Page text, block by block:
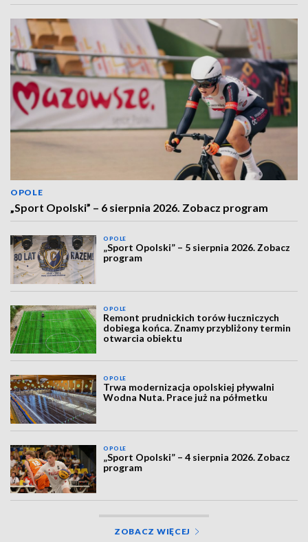
OPOLE
„Sport Opolski” – 6 sierpnia 2026. Zobacz program
OPOLE
„Sport Opolski” – 5 sierpnia 2026. Zobacz
program
OPOLE
Remont prudnickich torów łuczniczych
dobiega końca. Znamy przybliżony termin
otwarcia obiektu
OPOLE
Trwa modernizacja opolskiej pływalni
Wodna Nuta. Prace już na półmetku
OPOLE
„Sport Opolski” – 4 sierpnia 2026. Zobacz
program
ZOBACZ WIĘCEJ